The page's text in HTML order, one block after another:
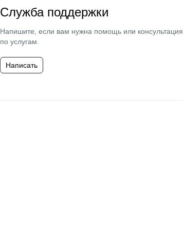
Служба поддержки
Напишите, если вам нужна помощь или консультация
по услугам.
Написать